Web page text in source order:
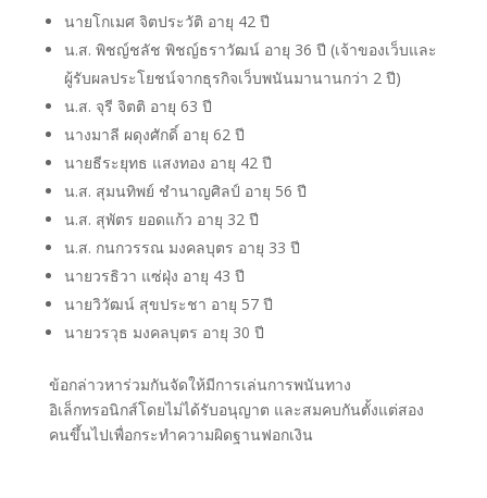
นายโกเมศ จิตประวัติ อายุ 42 ปี
น.ส. พิชญ์ชลัช พิชญ์ธราวัฒน์ อายุ 36 ปี (เจ้าของเว็บและ
ผู้รับผลประโยชน์จากธุรกิจเว็บพนันมานานกว่า 2 ปี)
น.ส. จุรี จิตติ อายุ 63 ปี
นางมาลี ผดุงศักดิ์ อายุ 62 ปี
นายธีระยุทธ แสงทอง อายุ 42 ปี
น.ส. สุมนทิพย์ ชำนาญศิลป์ อายุ 56 ปี
น.ส. สุพัตร ยอดแก้ว อายุ 32 ปี
น.ส. กนกวรรณ มงคลบุตร อายุ 33 ปี
นายวรธิวา แซ่ฝุ่ง อายุ 43 ปี
นายวิวัฒน์ สุขประชา อายุ 57 ปี
นายวรวุธ มงคลบุตร อายุ 30 ปี
ข้อกล่าวหาร่วมกันจัดให้มีการเล่นการพนันทาง
อิเล็กทรอนิกส์โดยไม่ได้รับอนุญาต และสมคบกันตั้งแต่สอง
คนขึ้นไปเพื่อกระทำความผิดฐานฟอกเงิน